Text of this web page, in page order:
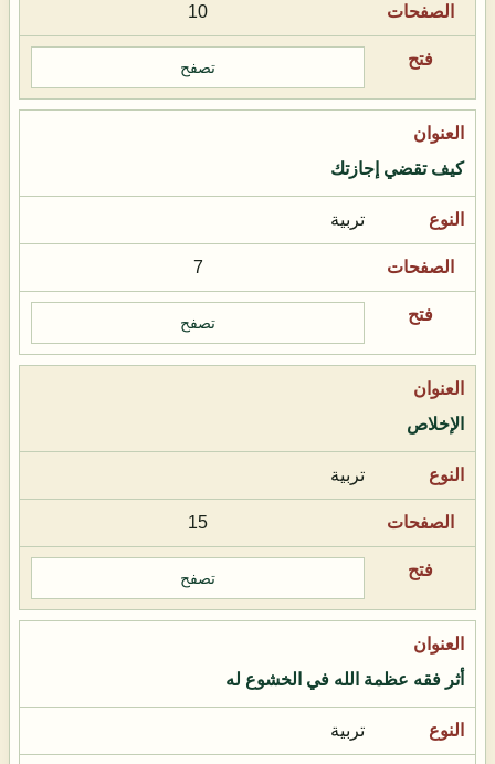
10
تصفح
كيف تقضي إجازتك
تربية
7
تصفح
الإخلاص
تربية
15
تصفح
أثر فقه عظمة الله في الخشوع له
تربية